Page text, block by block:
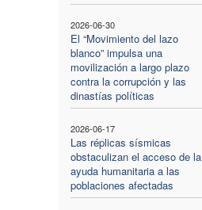
2026-06-30
El “Movimiento del lazo
blanco” impulsa una
movilización a largo plazo
contra la corrupción y las
dinastías políticas
2026-06-17
Las réplicas sísmicas
obstaculizan el acceso de la
ayuda humanitaria a las
poblaciones afectadas